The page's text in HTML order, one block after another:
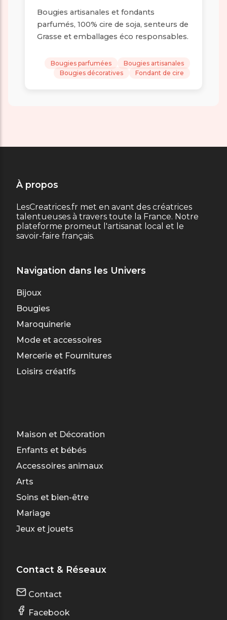
Bougies artisanales et fondants
parfumés, 100% cire de soja, senteurs de
Grasse et emballages éco responsables.
Bougies parfumées
Bougies artisanales
Bougies décoratives
Fondant de cire
À propos
LesCreatrices.fr met en avant des créatrices
talentueuses à travers toute la France. Notre
plateforme promeut l'artisanat local et le
savoir-faire français.
Navigation dans les Univers
Bijoux
Bougies
Maroquinerie
Mode et accessoires
Mercerie et Fournitures
Loisirs créatifs
Maison et Décoration
Enfants et bébés
Accessoires animaux
Arts
Soins et bien-être
Mariage
Jeux et jouets
Contact & Réseaux
Contact
Facebook